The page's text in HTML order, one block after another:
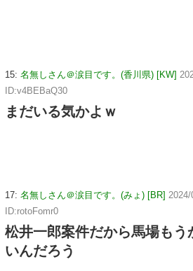
15: 名無しさん＠涙目です。(香川県) [KW]
ID:v4BEBaQ30
まだいる気かよｗ
17: 名無しさん＠涙目です。(みょ) [BR]
ID:rotoFomr0
松井一郎案件だから馬場もう
いんだろう